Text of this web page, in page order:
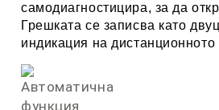
самодиагностицира, за да
Грешката се записва като
индикация на